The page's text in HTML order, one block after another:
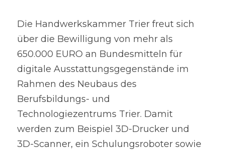
Die Handwerkskammer Trier freut sich
über die Bewilligung von mehr als
650.000 EURO an Bundesmitteln für
digitale Ausstattungsgegenstände im
Rahmen des Neubaus des
Berufsbildungs- und
Technologiezentrums Trier. Damit
werden zum Beispiel 3D-Drucker und
3D-Scanner, ein Schulungsroboter sowie